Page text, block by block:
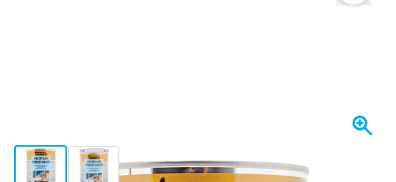
View larger imageView larger image